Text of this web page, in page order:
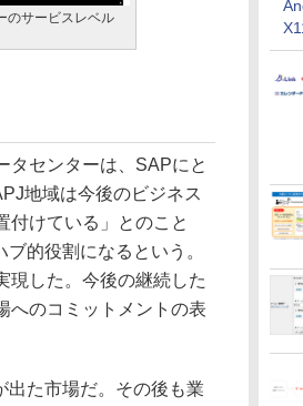
のサービスレベル
センターは、SAPにと
地域は今後のビジネス
付けている」とのこと
的役割になるという。
現した。今後の継続した
へのコミットメントの表
た市場だ。その後も業